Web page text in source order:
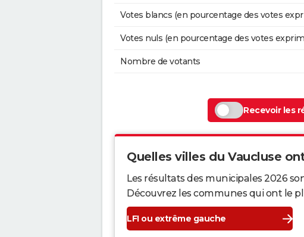
Votes blancs (en pourcentage des votes
Votes nuls (en pourcentage des votes
Nombre de votants
Recevoir les
Quelles villes du Vaucluse
Les résultats des municipales 2026
Découvrez les communes qui ont le
LFI ou extrême gauche